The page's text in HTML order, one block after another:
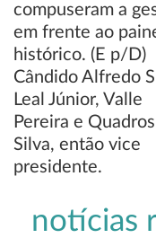
notícias